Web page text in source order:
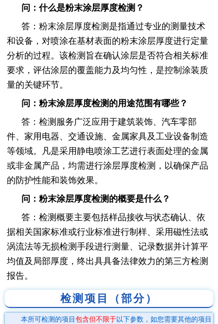
问：什么是粉末涂层厚度检测？
答：粉末涂层厚度检测是指通过专业的测量技术
和设备，对喷涂在基材表面的粉末涂层厚度进行定量
分析的过程。该检测旨在确认涂层是否符合相关标准
要求，评估涂层的覆盖能力及均匀性，是控制涂装质
量的关键环节。
问：粉末涂层厚度检测的用途范围有哪些？
答：检测服务广泛应用于建筑装饰、汽车零部
件、家用电器、交通设施、金属家具及工业设备制造
等领域。凡是采用静电喷涂工艺进行表面处理的金属
或非金属产品，均需进行涂层厚度检测，以确保产品
的防护性能和装饰效果。
问：粉末涂层厚度检测的概要是什么？
答：检测概要主要包括样品接收与状态确认、依
据相关国家标准或行业标准进行制样、采用磁性法或
涡流法等无损检测手段进行测量、记录数据并计算平
均值及局部厚度，终出具具备法律效力的第三方检测
报告。
检测项目（部分）
本所可检测的项目 包含但不限于以下参数，如您需要其他的项目